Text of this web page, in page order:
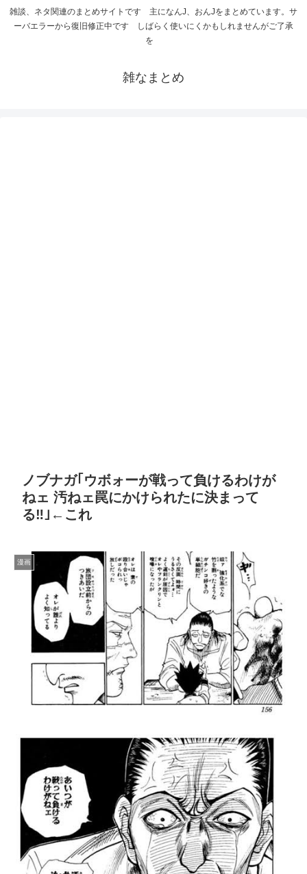
雑談、ネタ関連のまとめサイトです 主になんJ、おんJをまとめています。サ
ーバエラーから復旧修正中です しばらく使いにくかもしれませんがご了承
を
雑なまとめ
ノブナガ｢ウボォーが戦って負けるわけが
ねェ 汚ねェ罠にかけられたに決まって
る‼︎｣←これ
漫画